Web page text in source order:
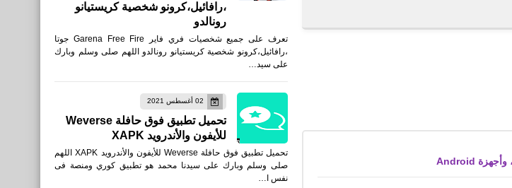
،رافائيل،كرونو شخصية كريستيانو
رونالدو
تعرف على جميع شخصيات فري فاير Garena Free Fire جوتا
،رافائيل،كرونو شخصية كريستيانو رونالدو اللهم صلى وسلم وبارك
على سيد…
02 أغسطس 2021
تحميل تطبيق فوق حافلة Weverse
للأيفون والأندرويد XAPK
تحميل تطبيق فوق حافلة Weverse للأيفون والأندرويد XAPK اللهم
صلى وسلم وبارك على سيدنا محمد هو تطبيق كوري ومنصة فى
نفس ا…
fovtech
نطبيقات
يوتيوب كيدز للأندرويد APK
fovtech